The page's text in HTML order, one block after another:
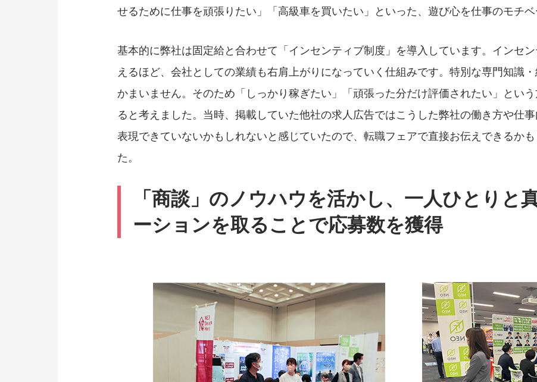
せるために仕事を頑張りたい」「高級車を買いたい」といった、遊び心を仕事のモチベ
基本的に弊社は固定給と合わせて「インセンティブ制度」を導入しています。インセ
えるほど、会社としての業績も右肩上がりになっていく仕組みです。特別な専門知識
かまいません。そのため「しっかり稼ぎたい」「頑張った分だけ評価されたい」とい
ると考えました。当時、掲載していた他社の求人広告ではこうした弊社の働き方や仕
表現できていないかもしれないと感じていたので、転職フェアで直接お伝えできるか
た。
「商談」のノウハウを活かし、一人ひとりと
ーションを取ることで応募数を獲得